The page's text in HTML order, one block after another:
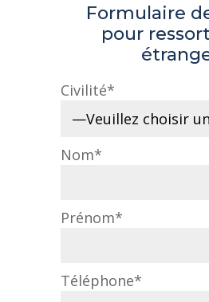
Formulaire
pour
Civilité*
Nom*
Prénom*
Téléphone*